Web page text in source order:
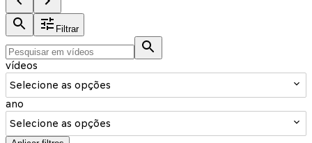
Filtrar
vídeos
Selecione as opções
ano
Selecione as opções